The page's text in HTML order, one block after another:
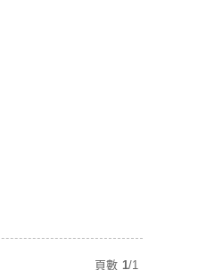
頁數 1/1